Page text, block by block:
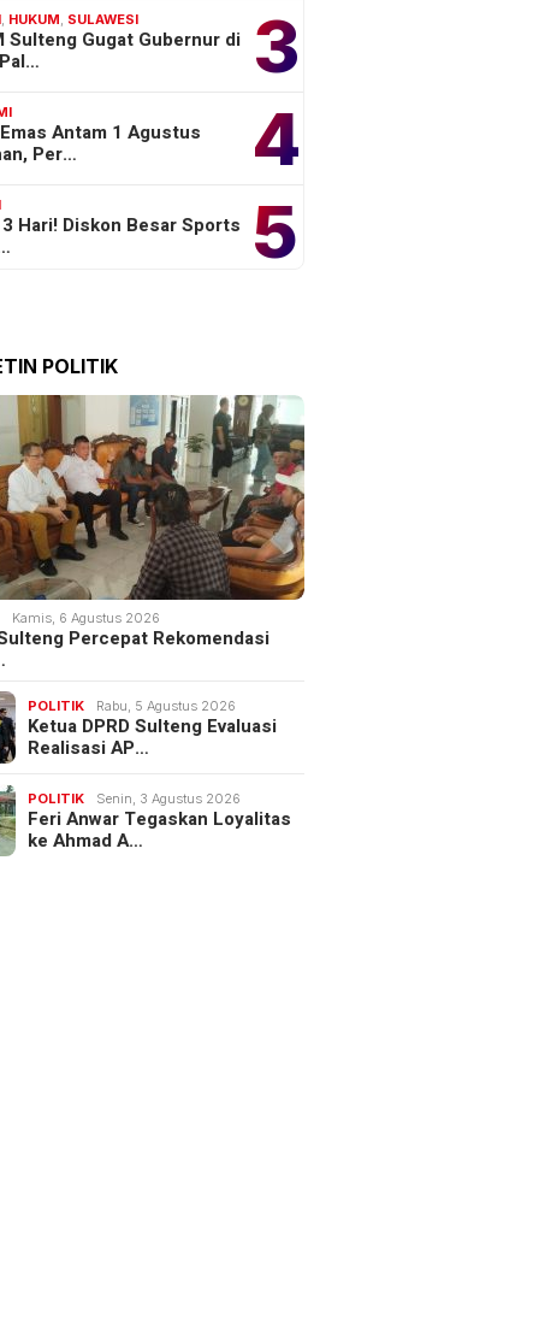
3
HUKUM SULAWESI
Sulteng Gugat Gubernur di
4
Antam 1 Agustus
Per…
5
Hari! Diskon Besar Sports
POLITIK
Kamis, 6 Agustus 2026
Percepat Rekomendasi
POLITIK Rabu, 5 Agustus 2026
Ketua DPRD Sulteng Evaluasi
Realisasi AP…
POLITIK Senin, 3 Agustus 2026
Feri Anwar Tegaskan Loyalitas
ke Ahmad A…